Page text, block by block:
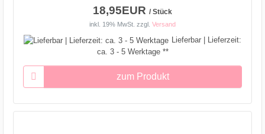
18,95EUR / Stück
inkl. 19% MwSt. zzgl. Versand
Lieferbar | Lieferzeit:
ca. 3 - 5 Werktage **
zum Produkt